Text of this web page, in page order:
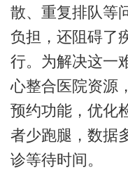
散、重复排队等
负担，还阻碍了
行。为解决这一
心整合医院资源
预约功能，优化
者少跑腿，数据
诊等待时间。